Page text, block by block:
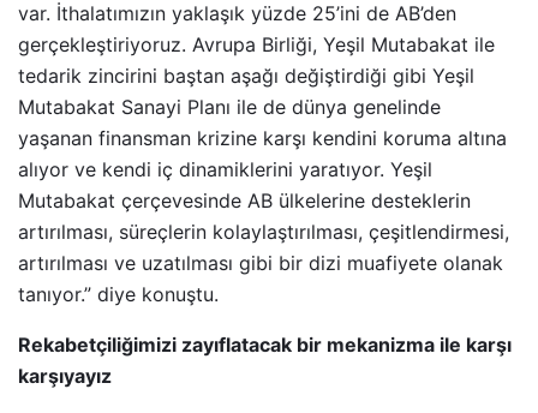
var. İthalatımızın yaklaşık yüzde 25’ini de AB’den
gerçekleştiriyoruz. Avrupa Birliği, Yeşil Mutabakat ile
tedarik zincirini baştan aşağı değiştirdiği gibi Yeşil
Mutabakat Sanayi Planı ile de dünya genelinde
yaşanan finansman krizine karşı kendini koruma altına
alıyor ve kendi iç dinamiklerini yaratıyor. Yeşil
Mutabakat çerçevesinde AB ülkelerine desteklerin
artırılması, süreçlerin kolaylaştırılması, çeşitlendirmesi,
artırılması ve uzatılması gibi bir dizi muafiyete olanak
tanıyor.” diye konuştu.
Rekabetçiliğimizi zayıflatacak bir mekanizma ile karşı
karşıyayız